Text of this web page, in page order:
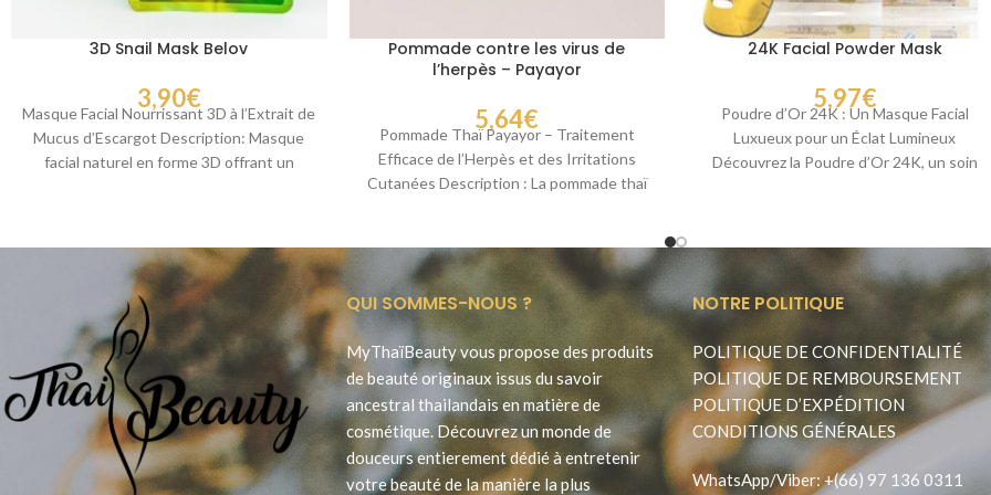
3D Snail Mask Belov
3,90€
Masque Facial Nourrissant 3D à l’Extrait de
Mucus d’Escargot Description: Masque
facial naturel en forme 3D offrant un
Pommade contre les virus de
l’herpès – Payayor
5,64€
Pommade Thaï Payayor – Traitement
Efficace de l’Herpès et des Irritations
Cutanées Description : La pommade thaï
24K Facial Powder Mask
5,97€
Poudre d’Or 24K : Un Masque Facial
Luxueux pour un Éclat Lumineux
Découvrez la Poudre d’Or 24K, un soin
QUI SOMMES-NOUS ?
MyThaïBeauty vous propose des produits
de beauté originaux issus du savoir
ancestral thailandais en matière de
cosmétique. Découvrez un monde de
douceurs entierement dédié à entretenir
votre beauté de la manière la plus
NOTRE POLITIQUE
POLITIQUE DE CONFIDENTIALITÉ
POLITIQUE DE REMBOURSEMENT
POLITIQUE D’EXPÉDITION
CONDITIONS GÉNÉRALES
WhatsApp/Viber: +(66) 97 136 0311